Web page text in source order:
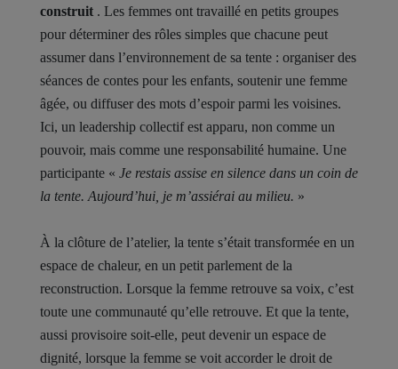
construit . Les femmes ont travaillé en petits groupes
pour déterminer des rôles simples que chacune peut
assumer dans l’environnement de sa tente : organiser des
séances de contes pour les enfants, soutenir une femme
âgée, ou diffuser des mots d’espoir parmi les voisines.
Ici, un leadership collectif est apparu, non comme un
pouvoir, mais comme une responsabilité humaine. Une
participante « Je restais assise en silence dans un coin de
la tente. Aujourd’hui, je m’assiérai au milieu. »
À la clôture de l’atelier, la tente s’était transformée en un
espace de chaleur, en un petit parlement de la
reconstruction. Lorsque la femme retrouve sa voix, c’est
toute une communauté qu’elle retrouve. Et que la tente,
aussi provisoire soit-elle, peut devenir un espace de
dignité, lorsque la femme se voit accorder le droit de